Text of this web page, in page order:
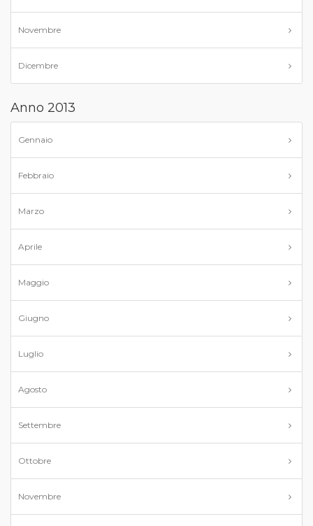
Novembre
Dicembre
Anno 2013
Gennaio
Febbraio
Marzo
Aprile
Maggio
Giugno
Luglio
Agosto
Settembre
Ottobre
Novembre